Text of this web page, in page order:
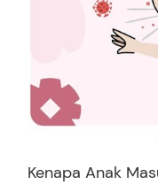
Kenapa Anak